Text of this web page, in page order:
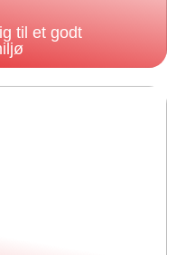
til et godt